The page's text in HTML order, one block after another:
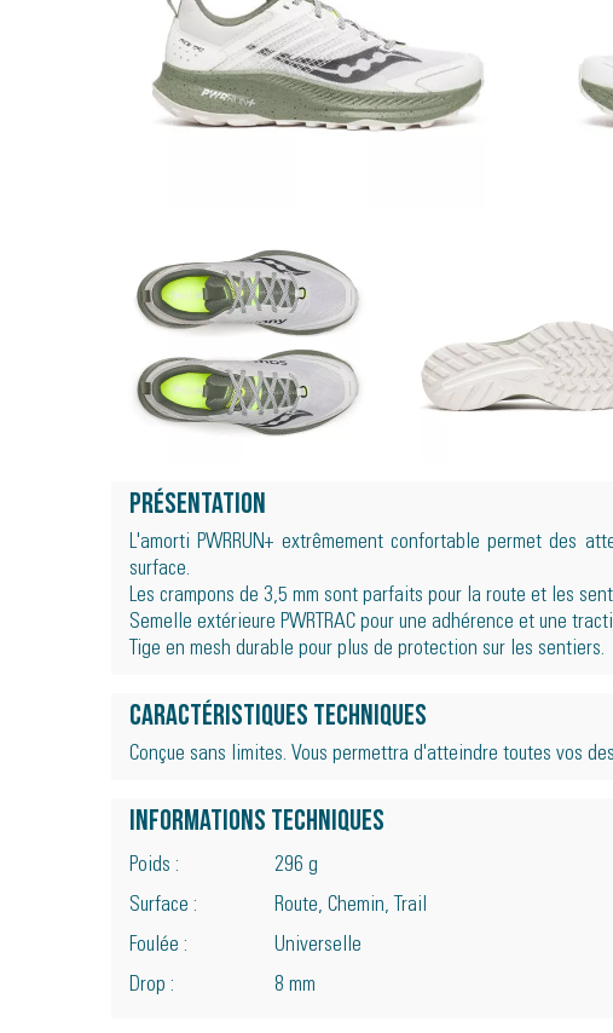
Présentation
L'amorti PWRRUN+ extrêmement confortable permet des
surface.
Les crampons de 3,5 mm sont parfaits pour la route et les
Semelle extérieure PWRTRAC pour une adhérence et une
Tige en mesh durable pour plus de protection sur les sentiers.
Caractéristiques techniques
Conçue sans limites. Vous permettra d'atteindre toutes vos
Informations techniques
Poids :
296 g
Surface :
Route, Chemin, Trail
Foulée :
Universelle
Drop :
8 mm